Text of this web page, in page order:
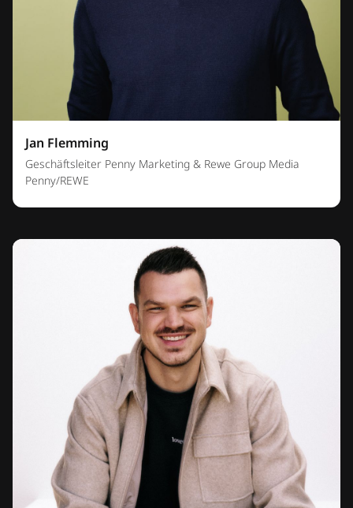
Jan Flemming
Geschäftsleiter Penny Marketing & Rewe Group Media
Penny/REWE